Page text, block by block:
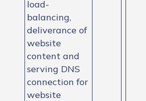
load-
balancing,
deliverance of
website
content and
serving DNS
connection for
website